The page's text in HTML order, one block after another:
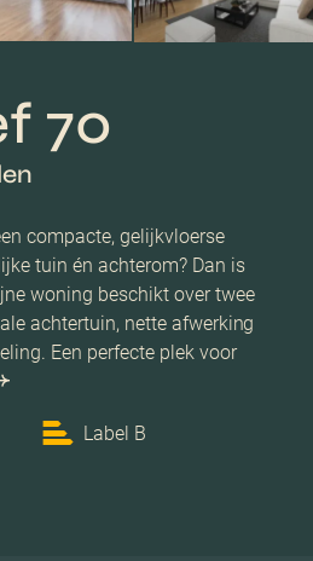
70
compacte, gelijkvloerse
tuin én achterom? Dan is
woning beschikt over twee
achtertuin, nette afwerking
Een perfecte plek voor
Label B